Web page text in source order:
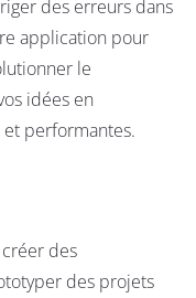
des erreurs dans
application pour
le
idées en
performantes.
des
des projets